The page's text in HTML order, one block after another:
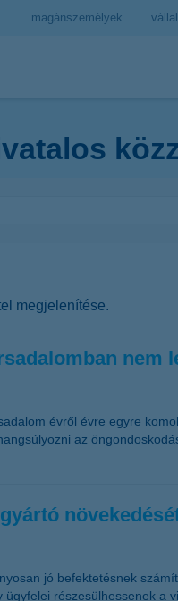
magánszemélyek
megjelenítése.
nem
évről évre egyre
az
jó befektetésnek
ügyfelei részesülhessenek a